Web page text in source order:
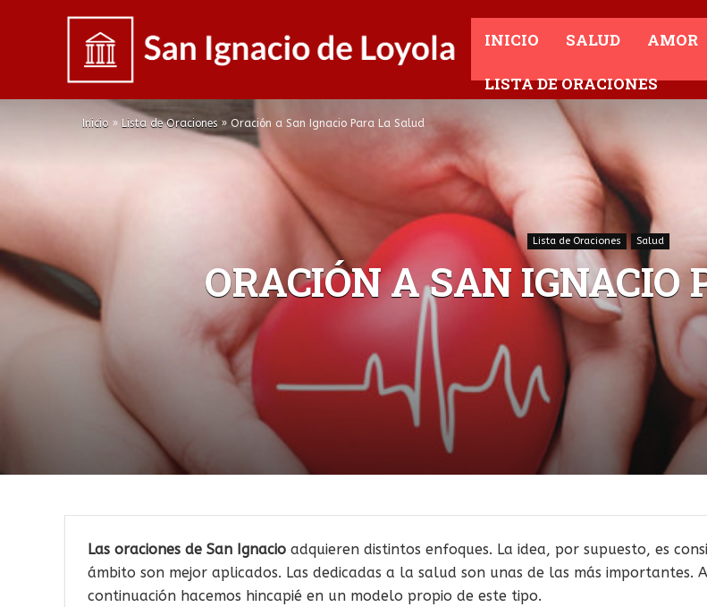
INICIO SALUD AMOR
LISTA DE ORACIONES
Inicio » Lista de Oraciones » Oración a San Ignacio Para La Salud
Lista de Oraciones Salud
ORACIÓN A SAN IGNACIO
Las oraciones de San Ignacio adquieren distintos enfoques. La idea, por supuesto, es
ámbito son mejor aplicados. Las dedicadas a la salud son unas de las más importantes. A
continuación hacemos hincapié en un modelo propio de este tipo.